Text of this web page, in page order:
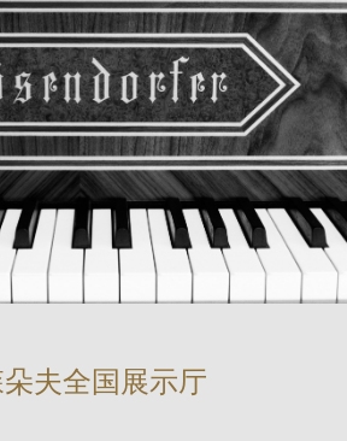
夫全国展示厅